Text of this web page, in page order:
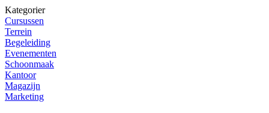
Kategorier
Cursussen
Terrein
Begeleiding
Evenementen
Schoonmaak
Kantoor
Magazijn
Marketing